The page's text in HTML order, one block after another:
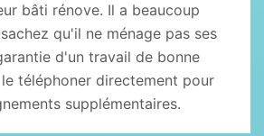
bâti rénove. Il a beaucoup
qu'il ne ménage pas ses
d'un travail de bonne
téléphoner directement pour
supplémentaires.